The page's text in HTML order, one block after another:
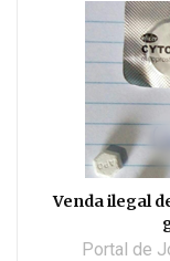
Venda ilegal
Portal de